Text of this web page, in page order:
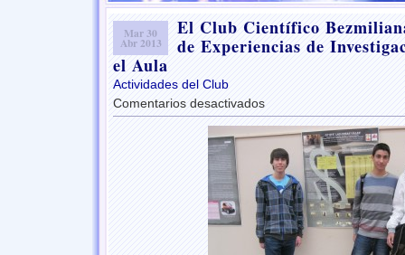
Mar 30
Abr 2013
El Club Científico
de Experiencias de
el Aula
Actividades del Club
Comentarios desactivadosen
El
Club
Científico
Bezmiliana
en
el
VI
Encuentro
de